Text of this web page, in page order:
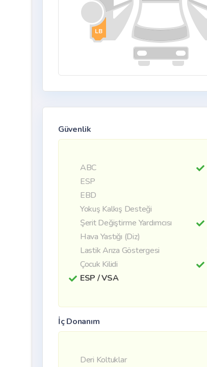
LB
Güvenlik
ABC
ESP
EBD
Yokuş Kalkış Desteği
Şerit Değiştirme Yardımcısı
Hava Yastığı (Diz)
Lastik Arıza Göstergesi
Çocuk Kilidi
ESP / VSA
İç Donanım
Deri Koltuklar